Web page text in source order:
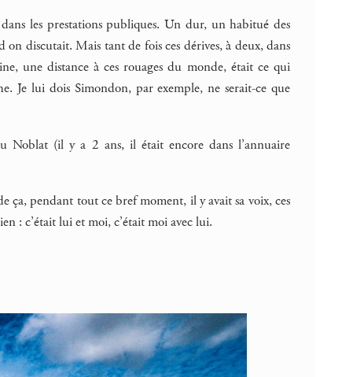
les prestations publiques. Un dur, un habitué des
on discutait. Mais tant de fois ces dérives, à deux, dans
une distance à ces rouages du monde, était ce qui
Je lui dois Simondon, par exemple, ne serait-ce que
Noblat (il y a 2 ans, il était encore dans l’annuaire
ça, pendant tout ce bref moment, il y avait sa voix, ces
: c’était lui et moi, c’était moi avec lui.